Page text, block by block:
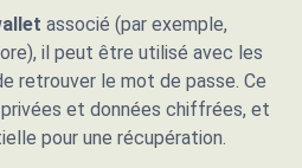
associé (par exemple,
il peut être utilisé avec les
retrouver le mot de passe. Ce
et données chiffrées, et
pour une récupération.